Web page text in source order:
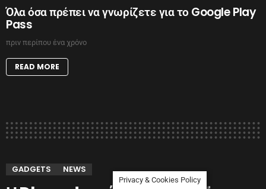
Όλα όσα πρέπει να γνωρίζετε για το Google Play
Pass
πριν περίπου ένα χρόνο
READ MORE
GADGETS NEWS
Privacy & Cookies Policy